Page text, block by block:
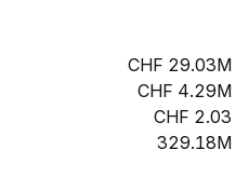
29.03M
4.29M
2.03
329.18M